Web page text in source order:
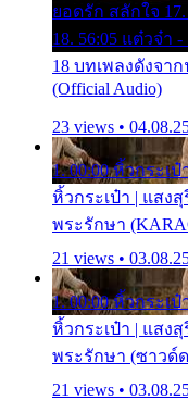
ยอดรัก สลักใจ
18. 56:05 แต๋วจ๋า
18 บทเพลงดังจา
(Official Audio)
23 views •
1. 00:00 หิ้วกระเป๋
หิ้วกระเป๋า | แสง
พระรักษา
21 views •
1. 00:00 หิ้วกระเป๋
หิ้วกระเป๋า | แสง
พระรักษา (ซาวด์
21 views •